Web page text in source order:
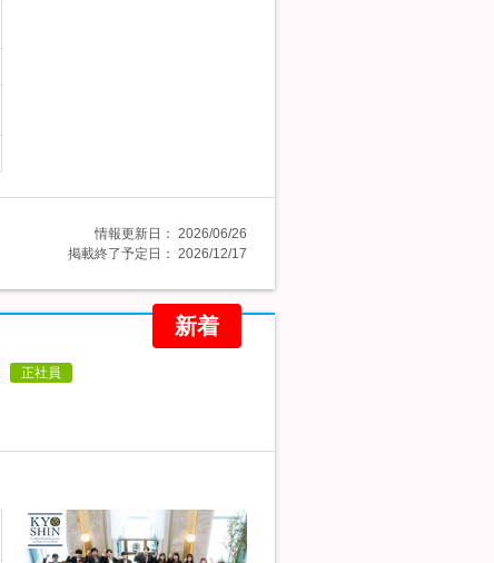
情報更新日： 2026/06/26
掲載終了予定日： 2026/12/17
新着
正社員